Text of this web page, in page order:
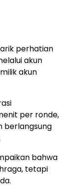
perhatian
akun
akun
per ronde,
berlangsung
bahwa
tetapi